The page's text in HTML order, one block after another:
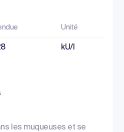
Unité
kU/l
les muqueuses et se